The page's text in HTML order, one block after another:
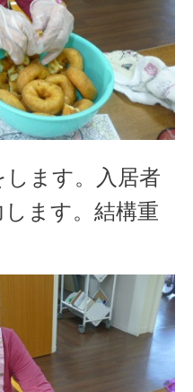
ます。入居者
ます。結構重